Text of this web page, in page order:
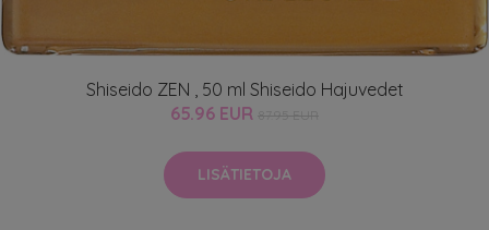
Shiseido ZEN , 50 ml Shiseido Hajuvedet
65.96 EUR
LISÄTIETOJA